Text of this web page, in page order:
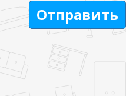
Отправить